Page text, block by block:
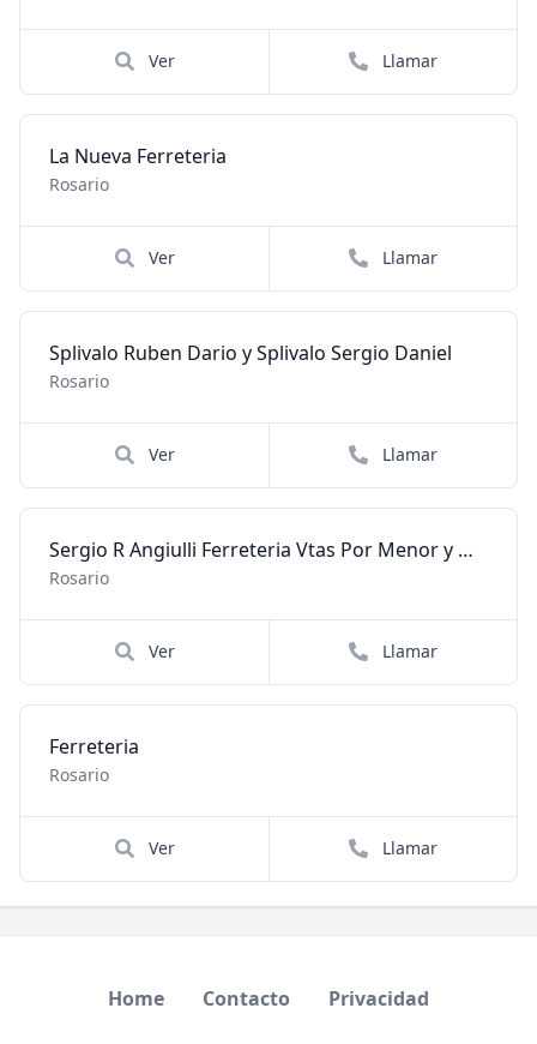
Ver Llamar
La Nueva Ferreteria
Rosario
Ver Llamar
Splivalo Ruben Dario y Splivalo Sergio Daniel
Rosario
Ver Llamar
Sergio R Angiulli Ferreteria Vtas Por Menor y Mayor
Rosario
Ver Llamar
Ferreteria
Rosario
Ver Llamar
Home Contacto Privacidad